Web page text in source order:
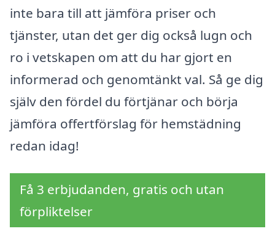
inte bara till att jämföra priser och
tjänster, utan det ger dig också lugn och
ro i vetskapen om att du har gjort en
informerad och genomtänkt val. Så ge dig
själv den fördel du förtjänar och börja
jämföra offertförslag för hemstädning
redan idag!
Få 3 erbjudanden, gratis och utan
förpliktelser